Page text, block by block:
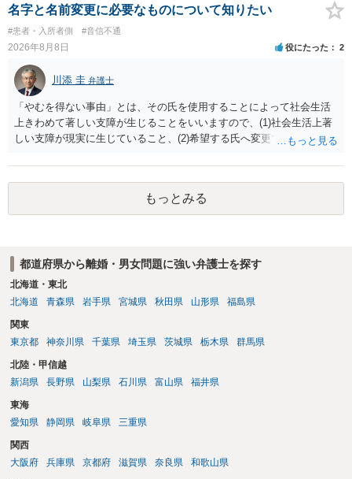
償金の支払いが必要になります。
名字と名前変更に必要なものについて知りたい
#患者・入所者側 #音信不通
2026年8月8日 役にたった 2
川添 圭 弁護士
「やむを得ない事由」とは、その氏を使用することによって社会生活
上きわめて著しい支障が生じることをいいますので、(1)社会生活上著
しい支障が現実に生じていること、(2)希望する氏へ変更できればその
できるかどうかがポイントです。 記録中に現れた一切の事情が判断対
象ですので、上記(1)と(2)を説明できる資料は全て（ただし理路整然
に）提出することが必要になります。「フラッシュバック」とのこと
なので、例えば、医学上確立されているPTSDの診断基準に合致した説
護士へ依頼しても苦労することが強く予想されるところです。、もし
本人申立てをお考えであれば、医学知識はもちろん法律知識も要求さ
れますので、性急な申立てをせず、知識と資料をしっかりと揃えて、
もっとみる
都道府県から離婚・男女問題に強い弁護士を探す
北海道・東北
北海道
青森県 岩手県 宮城県 秋田県 山形県 福島県
関東
東京都
神奈川県 千葉県 埼玉県 茨城県 栃木県 群馬県
北陸・甲信越
新潟県
長野県 山梨県 石川県 富山県 福井県
東海
愛知県
静岡県 岐阜県 三重県
関西
大阪府
兵庫県 京都府 滋賀県 奈良県 和歌山県